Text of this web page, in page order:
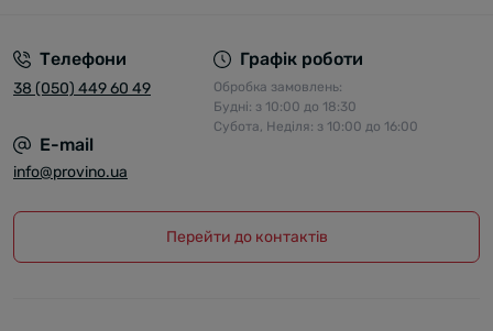
Телефони
38 (050) 449 60 49
Графік роботи
Обробка замовлень:
Будні: з 10:00 до 18:30
Субота, Неділя: з 10:00 до 16:00
E-mail
info@provino.ua
Перейти до контактів